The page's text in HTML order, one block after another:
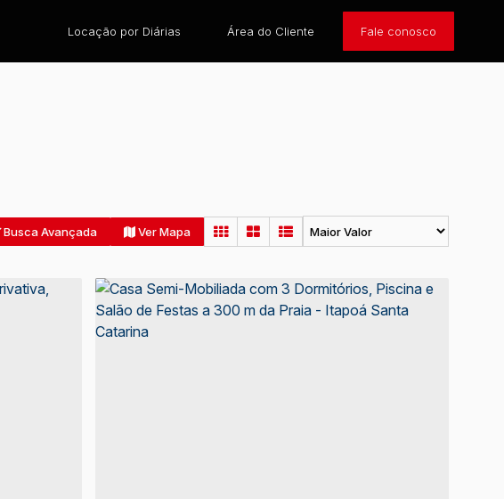
Fale conosco
Área do Cliente
Locação por Diárias
Busca Avançada Ver Mapa